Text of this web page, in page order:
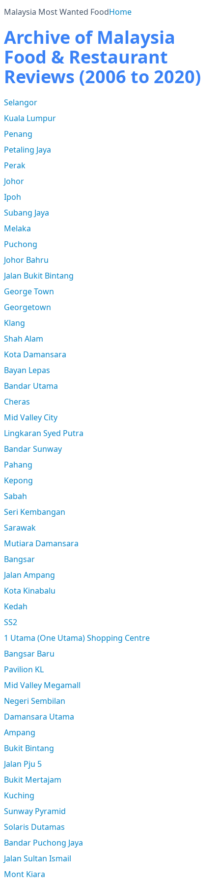
Malaysia Most Wanted FoodHome
Archive of Malaysia
Food & Restaurant
Reviews (2006 to 2020)
Selangor
Kuala Lumpur
Penang
Petaling Jaya
Perak
Johor
Ipoh
Subang Jaya
Melaka
Puchong
Johor Bahru
Jalan Bukit Bintang
George Town
Georgetown
Klang
Shah Alam
Kota Damansara
Bayan Lepas
Bandar Utama
Cheras
Mid Valley City
Lingkaran Syed Putra
Bandar Sunway
Pahang
Kepong
Sabah
Seri Kembangan
Sarawak
Mutiara Damansara
Bangsar
Jalan Ampang
Kota Kinabalu
Kedah
SS2
1 Utama (One Utama) Shopping Centre
Bangsar Baru
Pavilion KL
Mid Valley Megamall
Negeri Sembilan
Damansara Utama
Ampang
Bukit Bintang
Jalan Pju 5
Bukit Mertajam
Kuching
Sunway Pyramid
Solaris Dutamas
Bandar Puchong Jaya
Jalan Sultan Ismail
Mont Kiara